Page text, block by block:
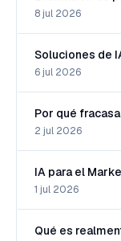
8 jul 2026
6 jul 2026
2 jul 2026
1 jul 2026